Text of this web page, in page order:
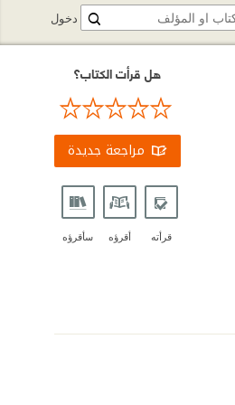
هل قرأت الكتاب؟
مراجعة جديدة
قرأته أقرؤه سأقرؤه
دخول